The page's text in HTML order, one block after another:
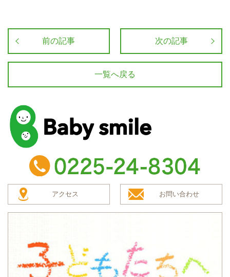
前の記事 次の記事
一覧へ戻る
baby smile
TEL：0225-24-8304
アクセス お問い合わせ